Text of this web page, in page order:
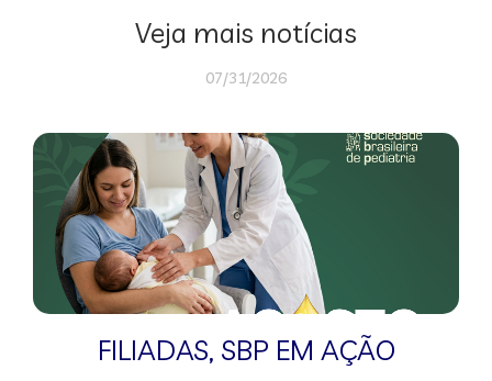
Veja mais notícias
07/31/2026
FILIADAS, SBP EM AÇÃO